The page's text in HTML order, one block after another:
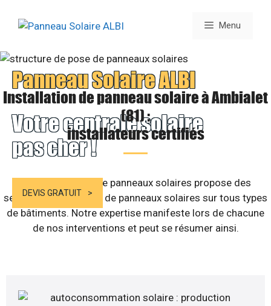
Menu
Panneau Solaire ALBI
Votre centrale solaire
pas cher !
DEVIS GRATUIT
Installation de panneau solaire à Ambialet
(81) :
installateurs certifiés
Notre entreprise de panneaux solaires propose des
services d’installation de panneaux solaires sur tous types
de bâtiments. Notre expertise manifeste lors de chacune
de nos interventions et peut se résumer ainsi.